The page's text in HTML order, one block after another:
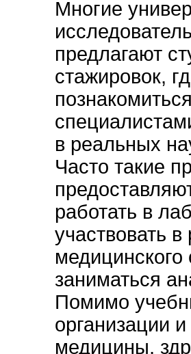
Многие
предлагают
стажировок,
в реальных
Часто такие
работать в
участвовать в
заниматься
Помимо
организации
медицины,